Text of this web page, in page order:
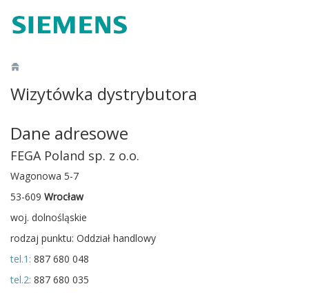
Wizytówka dystrybutora
Dane adresowe
FEGA Poland sp. z o.o.
Wagonowa 5-7
53-609 Wrocław
woj. dolnośląskie
rodzaj punktu: Oddział handlowy
tel.1: 887 680 048
tel.2: 887 680 035